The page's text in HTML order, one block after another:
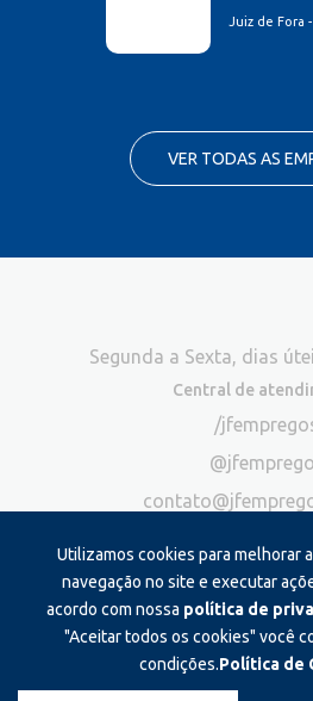
Juiz de Fora -
VER TODAS AS
Utilizamos cookies para melhorar
navegação no site e executar
acordo com nossa política de
"Aceitar todos os cookies" você
condições.Política de
Segunda a Sexta, dias
Central de
/
*Exclusivo para atendimento via chat.
canal
Produzido e